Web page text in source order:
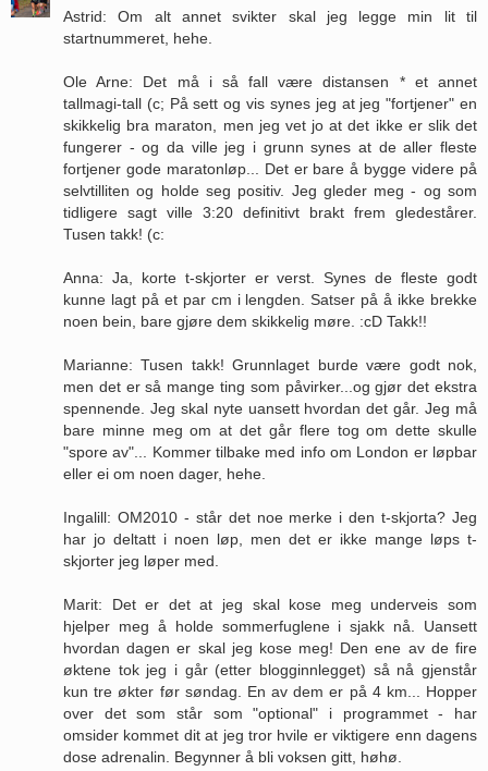
Astrid: Om alt annet svikter skal jeg legge min lit til
startnummeret, hehe.
Ole Arne: Det må i så fall være distansen * et annet
tallmagi-tall (c; På sett og vis synes jeg at jeg "fortjener" en
skikkelig bra maraton, men jeg vet jo at det ikke er slik det
fungerer - og da ville jeg i grunn synes at de aller fleste
fortjener gode maratonløp... Det er bare å bygge videre på
selvtilliten og holde seg positiv. Jeg gleder meg - og som
tidligere sagt ville 3:20 definitivt brakt frem gledestårer.
Tusen takk! (c:
Anna: Ja, korte t-skjorter er verst. Synes de fleste godt
kunne lagt på et par cm i lengden. Satser på å ikke brekke
noen bein, bare gjøre dem skikkelig møre. :cD Takk!!
Marianne: Tusen takk! Grunnlaget burde være godt nok,
men det er så mange ting som påvirker...og gjør det ekstra
spennende. Jeg skal nyte uansett hvordan det går. Jeg må
bare minne meg om at det går flere tog om dette skulle
"spore av"... Kommer tilbake med info om London er løpbar
eller ei om noen dager, hehe.
Ingalill: OM2010 - står det noe merke i den t-skjorta? Jeg
har jo deltatt i noen løp, men det er ikke mange løps t-
skjorter jeg løper med.
Marit: Det er det at jeg skal kose meg underveis som
hjelper meg å holde sommerfuglene i sjakk nå. Uansett
hvordan dagen er skal jeg kose meg! Den ene av de fire
øktene tok jeg i går (etter blogginnlegget) så nå gjenstår
kun tre økter før søndag. En av dem er på 4 km... Hopper
over det som står som "optional" i programmet - har
omsider kommet dit at jeg tror hvile er viktigere enn dagens
dose adrenalin. Begynner å bli voksen gitt, høhø.